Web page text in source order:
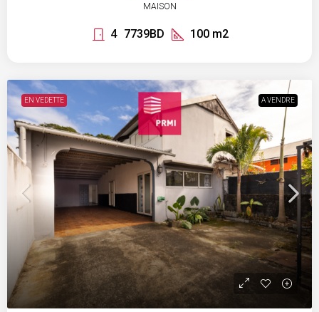
MAISON
4 7739BD 100 m2
EN VEDETTE A VENDRE